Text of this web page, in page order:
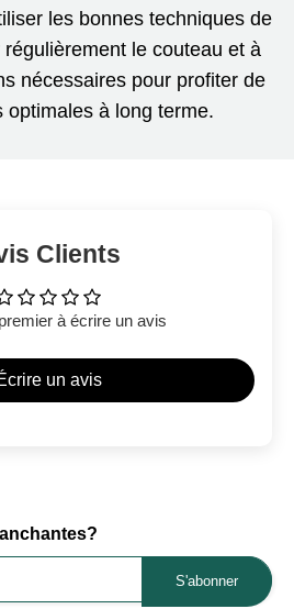
les bonnes techniques de
le couteau et à
nécessaires pour profiter de
optimales à long terme.
Clients
à écrire un avis
un avis
S'abonner